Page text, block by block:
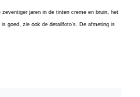
jaren in de tinten creme en bruin , het
is goed, zie ook de detailfoto's. De afmeting is